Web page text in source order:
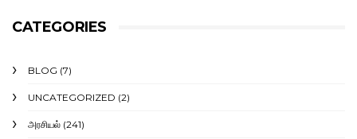
CATEGORIES
BLOG (7)
UNCATEGORIZED (2)
அரசியல் (241)